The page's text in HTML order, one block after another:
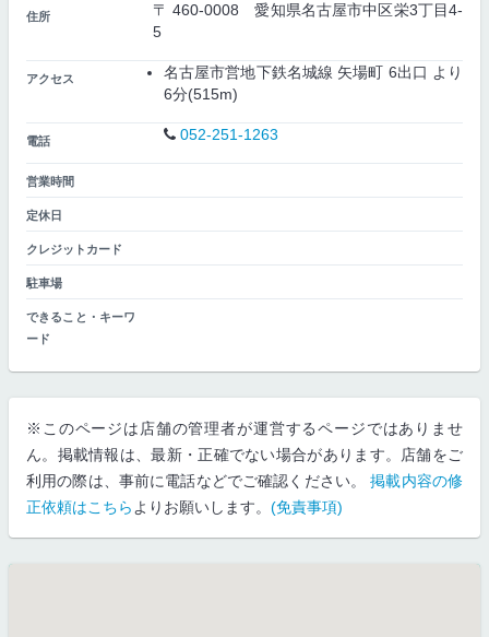
住所
〒 460-0008 愛知県名古屋市中区栄3丁目4-
5
アクセス
名古屋市営地下鉄名城線 矢場町 6出口 より
6分(515m)
電話 052-251-1263
営業時間
定休日
クレジットカード
駐車場
できること・キーワ
ード
※このページは店舗の管理者が運営するページではありませ
ん。掲載情報は、最新・正確でない場合があります。店舗をご
利用の際は、事前に電話などでご確認ください。掲載内容の修
正依頼はこちら よりお願いします。 (免責事項)